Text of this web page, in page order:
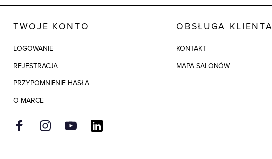
TWOJE KONTO
LOGOWANIE
REJESTRACJA
PRZYPOMNIENIE HASŁA
O MARCE
OBSŁUGA KLIENTA
KONTAKT
MAPA SALONÓW